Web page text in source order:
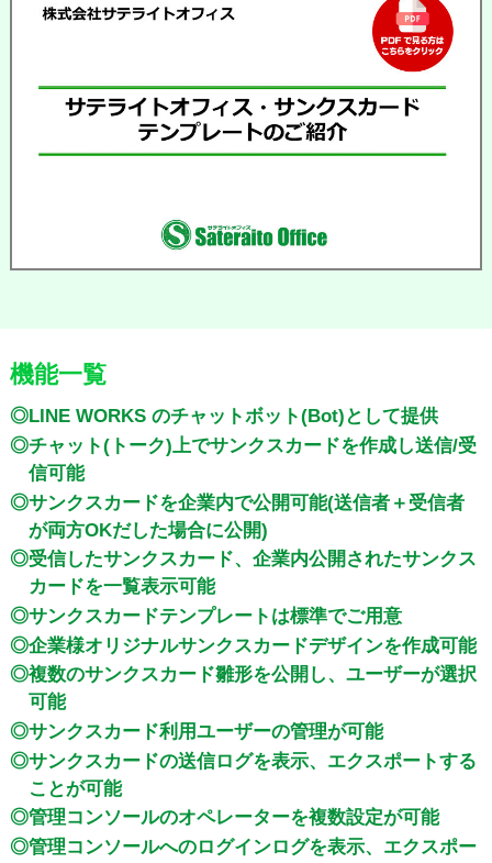
機能一覧
◎LINE WORKS のチャットボット(Bot)として提供
◎チャット(トーク)上でサンクスカードを作成し送信/受
信可能
◎サンクスカードを企業内で公開可能(送信者＋受信者
が両方OKだした場合に公開)
◎受信したサンクスカード、企業内公開されたサンクス
カードを一覧表示可能
◎サンクスカードテンプレートは標準でご用意
◎企業様オリジナルサンクスカードデザインを作成可能
◎複数のサンクスカード雛形を公開し、ユーザーが選択
可能
◎サンクスカード利用ユーザーの管理が可能
◎サンクスカードの送信ログを表示、エクスポートする
ことが可能
◎管理コンソールのオペレーターを複数設定が可能
◎管理コンソールへのログインログを表示、エクスポー